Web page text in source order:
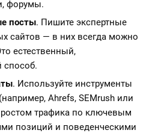
форумы.
посты. Пишите экспертные
сайтов — в них всегда можно
естественный,
. Используйте инструменты
Ahrefs, SEMrush или
ростом трафика по ключевым
позиций и поведенческими